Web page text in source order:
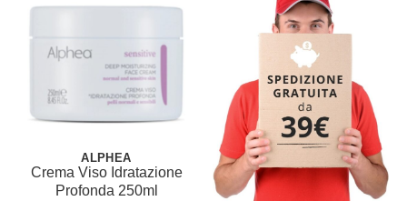
ALPHEA
Crema Viso Idratazione
Profonda 250ml